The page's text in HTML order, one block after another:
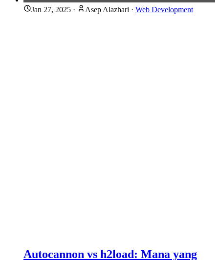
Jan 27, 2025 · Asep Alazhari · Web Development
Autocannon vs h2load: Mana yang